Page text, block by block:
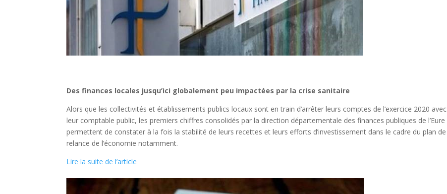
Des finances locales jusqu’ici globalement peu impactées par la crise sanitaire
Alors que les collectivités et établissements publics locaux sont en train d’arrêter leurs comptes de l’exercice 2020 avec
leur comptable public, les premiers chiffres consolidés par la direction départementale des finances publiques de l’Eure
permettent de constater à la fois la stabilité de leurs recettes et leurs efforts d’investissement dans le cadre du plan de
relance de l’économie notamment.
Lire la suite de l’article